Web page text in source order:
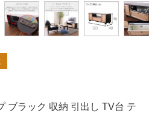
ブラック 収納 引出し TV台 テ